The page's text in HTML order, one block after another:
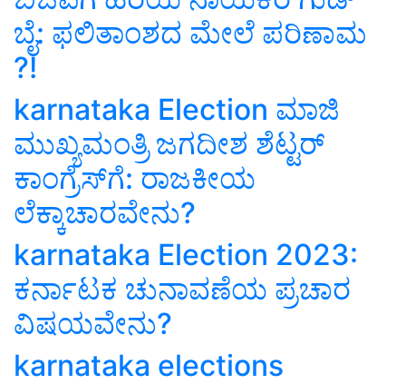
ಬೈ: ಫಲಿತಾಂಶದ ಮೇಲೆ ಪರಿಣಾಮ
?!
karnataka Election ಮಾಜಿ
ಮುಖ್ಯಮಂತ್ರಿ ಜಗದೀಶ ಶೆಟ್ಟರ್‌
ಕಾಂಗ್ರೆಸ್‌ಗೆ: ರಾಜಕೀಯ
ಲೆಕ್ಕಾಚಾರವೇನು?
karnataka Election 2023:
ಕರ್ನಾಟಕ ಚುನಾವಣೆಯ ಪ್ರಚಾರ
ವಿಷಯವೇನು?
karnataka elections